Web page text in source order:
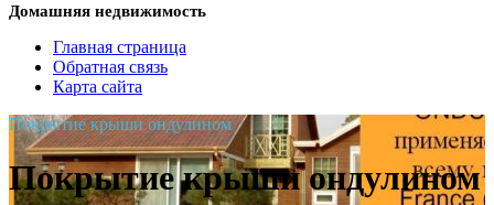
Домашняя недвижимость
Главная страница
Обратная связь
Карта сайта
Покрытие крыши ондулином
Покрытие крыши ондулином